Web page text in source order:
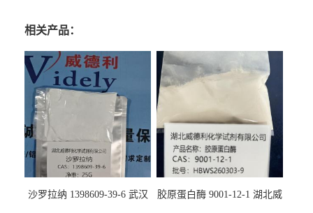
相关产品：
沙罗拉纳 1398609-39-6 武汉
胶原蛋白酶 9001-12-1 湖北威